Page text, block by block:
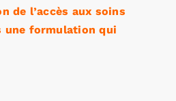
de l’accès aux soins
une formulation qui